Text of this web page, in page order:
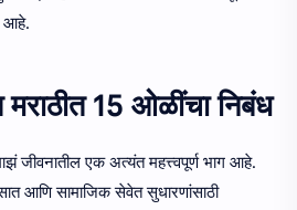
आहे.
15 ओळींचा निबंध
जीवनातील एक अत्यंत महत्त्वपूर्ण भाग आहे.
आणि सामाजिक सेवेत सुधारणांसाठी